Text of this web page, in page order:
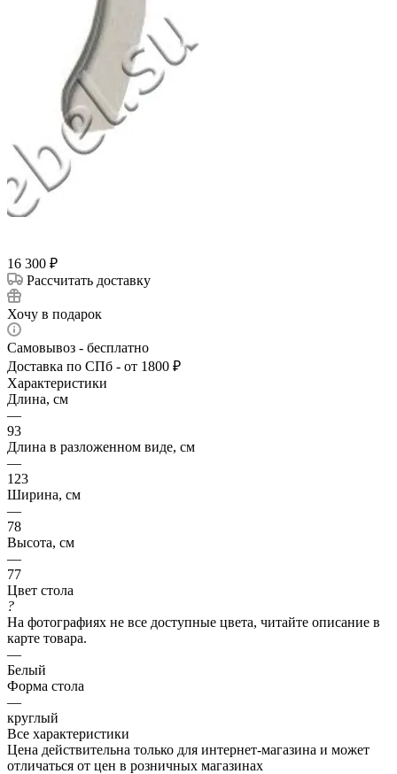
16 300 ₽
Рассчитать доставку
Хочу в подарок
Самовывоз - бесплатно
Доставка по СПб - от 1800 ₽
Характеристики
Длина, см
—
93
Длина в разложенном виде, см
—
123
Ширина, см
—
78
Высота, см
—
77
Цвет стола
?
На фотографиях не все доступные цвета, читайте описание в
карте товара.
—
Белый
Форма стола
—
круглый
Все характеристики
Цена действительна только для интернет-магазина и может
отличаться от цен в розничных магазинах